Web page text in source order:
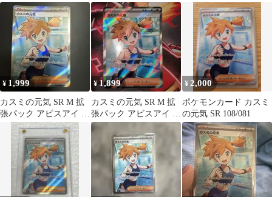
ラ 108/081
ラ 108/081
108/081
¥ 1,999
カスミの元気 SR M 拡
張パック アビスアイ キ
ラ 108/081
¥1,899
カスミの元気 SR M 拡
張パック アビスアイ キ
ラ 108/081
¥2,000
ポケモンカード カスミ
の元気 SR 108/081